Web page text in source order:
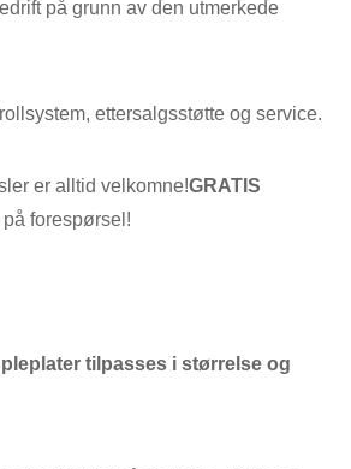
på grunn av den utmerkede
ettersalgsstøtte og service.
er alltid velkomne!GRATIS
forespørsel!
tilpasses i størrelse og